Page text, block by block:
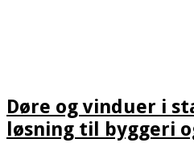
Døre og vinduer i
løsning til byggeri